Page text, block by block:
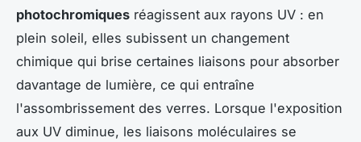
photochromiques réagissent aux rayons UV : en
plein soleil, elles subissent un changement
chimique qui brise certaines liaisons pour absorber
davantage de lumière, ce qui entraîne
l'assombrissement des verres. Lorsque l'exposition
aux UV diminue, les liaisons moléculaires se